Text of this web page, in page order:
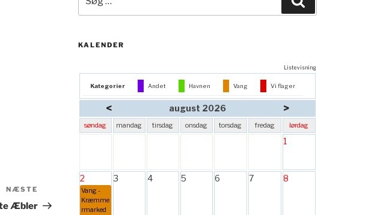
indlæg
NÆSTE
Æbler
efter:
KALENDER
Listevisning
Kategorier Andet Havnen Vang Vi flager
< august 2026 >
søndag mandag tirsdag onsdag torsdag fredag lørdag
1
2
Vang -
Kræmme
rmarked
3 4 5 6 7 8